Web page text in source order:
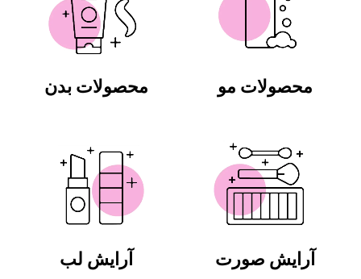
محصولات مو محصولات بدن
آرایش صورت آرایش لب